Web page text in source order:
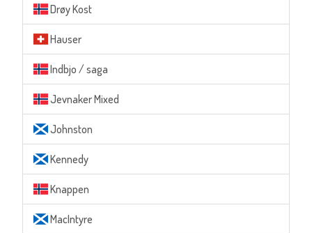
Drøy Kost
Hauser
Indbjo / saga
Jevnaker Mixed
Johnston
Kennedy
Knappen
MacIntyre